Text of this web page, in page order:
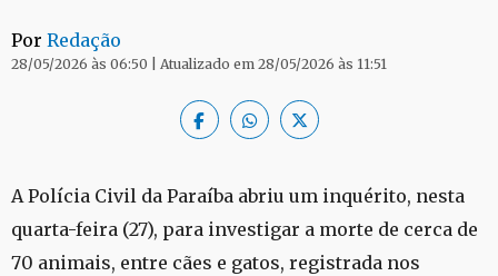
Por Redação
28/05/2026 às 06:50 | Atualizado em 28/05/2026 às 11:51
A Polícia Civil da Paraíba abriu um inquérito, nesta
quarta-feira (27), para investigar a morte de cerca de
70 animais, entre cães e gatos, registrada nos